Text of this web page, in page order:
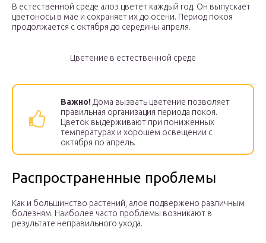
В естественной среде алоэ цветет каждый год. Он выпускает
цветоносы в мае и сохраняет их до осени. Период покоя
продолжается с октября до середины апреля.
Цветение в естественной среде
Важно! Дома вызвать цветение позволяет
правильная организация периода покоя.
Цветок выдерживают при пониженных
температурах и хорошем освещении с
октября по апрель.
Распространенные проблемы
Как и большинство растений, алое подвержено различным
болезням. Наиболее часто проблемы возникают в
результате неправильного ухода.